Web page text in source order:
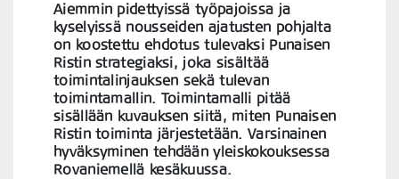
Aiemmin pidettyissä työpajoissa ja
kyselyissä nousseiden ajatusten pohjalta
on koostettu ehdotus tulevaksi Punaisen
Ristin strategiaksi, joka sisältää
toimintalinjauksen sekä tulevan
toimintamallin. Toimintamalli pitää
sisällään kuvauksen siitä, miten Punaisen
Ristin toiminta järjestetään. Varsinainen
hyväksyminen tehdään yleiskokouksessa
Rovaniemellä kesäkuussa.